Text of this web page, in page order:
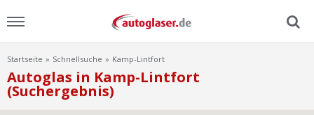
Menu
Home
Startseite Schnellsuche Kamp-Lintfort
Autoglas in Kamp-Lintfort
(Suchergebnis)